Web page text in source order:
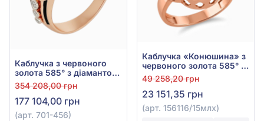
Каблучка з червоного
золота 585° з діамантом
0,32ct, арт. 701-456
354 208,00 грн
177 104,00 грн
(арт. 701-456)
Каблучка «Конюшина» з
червоного золота 585° із
зеленим малахітом та
фіанітом, арт.
156116/15млх
49 258,20 грн
23 151,35 грн
(арт. 156116/15млх)